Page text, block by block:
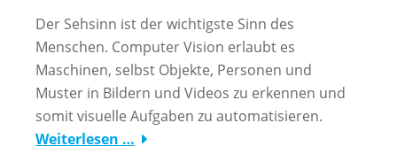
Der Sehsinn ist der wichtigste Sinn des
Menschen. Computer Vision erlaubt es
Maschinen, selbst Objekte, Personen und
Muster in Bildern und Videos zu erkennen und
somit visuelle Aufgaben zu automatisieren.
Weiterlesen …